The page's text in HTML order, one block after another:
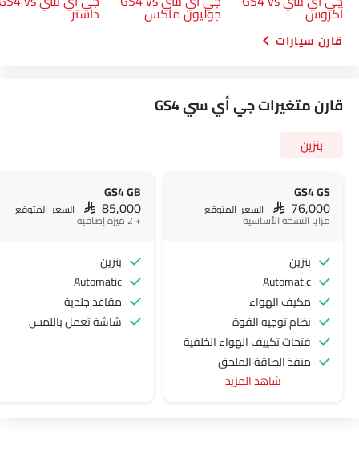
أكروس جوليون ماكس داستر
قارن سيارات
قارن متغيرات جي أي سي GS4
بنزين
GS4 GS
SAR 76,000 السعر المتوقع
مزايا النسخة الأساسية
بنزين
Automatic
مكيف الهواء
نظام توجيه القوة
فتحات تكييف الهواء الخلفية
منفذ الطاقة الملحق
نظام التحكم في السرعة
شاهد المزيد
GS4 GB
SAR 85,000 السعر المتوقع
+ 2 ميزة إضافية
بنزين
Automatic
مقاعد جلدية
شاشة تعمل باللمس